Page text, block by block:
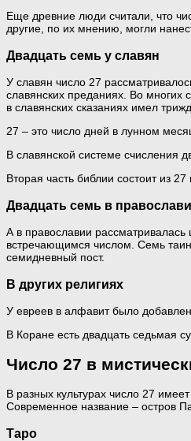
Еще древние люди считали, что
другие, по их мнению, могли
Двадцать семь у славян
У славян число 27
славянских преданиях. Во многих
в славянских сказаниях имел
27 – это число дней в лунном
В славянской системе счисления
Вторая часть библии состоит из 27
Двадцать семь в
А в православии
встречающимся числом. Семь
семидневный пост.
В других религиях
У евреев в алфавит было
В Коране есть двадцать седьмая
Число 27 в
В разных культурах число 27
Современное название – остров
Таро